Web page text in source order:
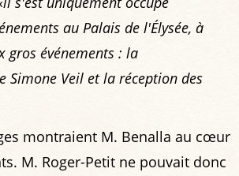
au Palais de l'Élysée, à
gros événements : la
Simone Veil et la réception des
montraient M. Benalla au cœur
M. Roger-Petit ne pouvait donc